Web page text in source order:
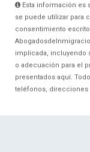
Esta información es
se puede utilizar para
consentimiento
implicada, incluyendo
o adecuación para el
presentados aquí.
teléfonos, direcciones